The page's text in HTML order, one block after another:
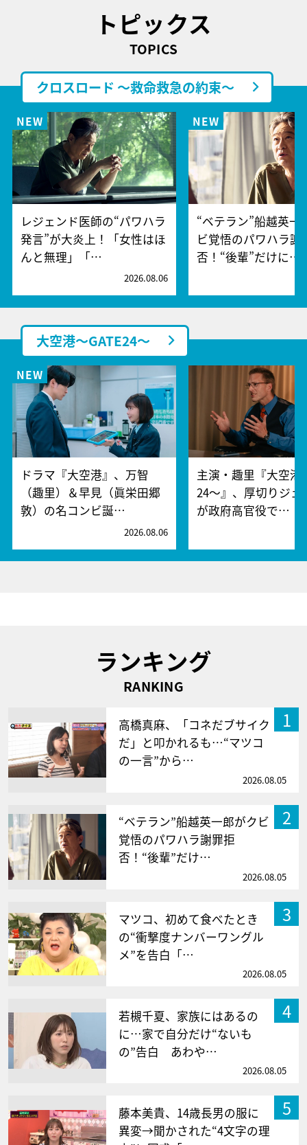
トピックス
TOPICS
クロスロード ～救命救急の約束～
レジェンド医師の“パワハラ
発言”が大炎上！「女性はほ
んと無理」「…
2026.08.06
“ベテラン”船越英一
ビ覚悟のパワハラ謝
否！“後輩”だけに…
大空港～GATE24～
ドラマ『大空港』、万智
（趣里）＆早見（眞栄田郷
敦）の名コンビ誕…
2026.08.06
主演・趣里『大空港
24～』、厚切りジェ
が政府高官役で…
ランキング
RANKING
1
高橋真麻、「コネだブサイク
だ」と叩かれるも…“マツコ
の一言”から…
2026.08.05
2
“ベテラン”船越英一郎がクビ
覚悟のパワハラ謝罪拒
否！“後輩”だけ…
2026.08.05
3
マツコ、初めて食べたとき
の“衝撃度ナンバーワングル
メ”を告白「…
2026.08.05
4
若槻千夏、家族にはあるの
に…家で自分だけ“ないも
の”告白 あわや…
2026.08.05
5
藤本美貴、14歳長男の服に
異変→聞かされた“4文字の理